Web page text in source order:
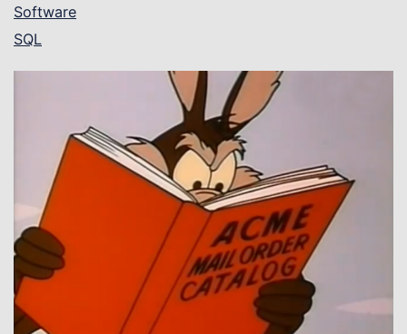
Software
SQL